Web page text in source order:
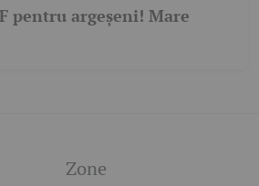
pentru argeșeni! Mare
Zone